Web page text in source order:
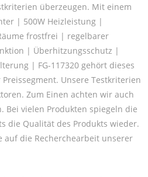
überzeugen. Mit einem
| 500W Heizleistung |
frostfrei | regelbarer
| Überhitzungsschutz |
| FG-117320 gehört dieses
Unsere Testkriterien
Zum Einen achten wir auch
Bei vielen Produkten spiegeln die
die Qualität des Produkts wieder.
auf die Recherchearbeit unserer